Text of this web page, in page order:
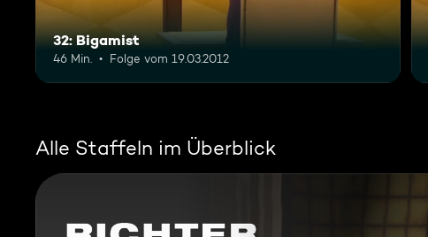
32: Bigamist
46 Min. Folge vom 19.03.2012
Alle Staffeln im Überblick